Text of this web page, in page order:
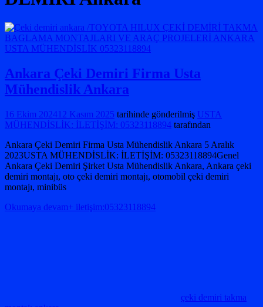
Ankara Çeki Demiri Firma Usta
Mühendislik Ankara
16 Ekim 202412 Kasım 2025 tarihinde gönderilmiş USTA
MÜHENDİSLİK: İLETİŞİM: 05323118894 tarafından
Ankara Çeki Demiri Firma Usta Mühendislik Ankara 5 Aralık
2023USTA MÜHENDİSLİK: İLETİŞİM: 05323118894Genel
Ankara Çeki Demiri Şirket Usta Mühendislik Ankara, Ankara çeki
demiri montajı, oto çeki demiri montajı, otomobil çeki demiri
montajı, minibüs
Okumaya devam+ iletişim:05323118894
çeki demiri takma